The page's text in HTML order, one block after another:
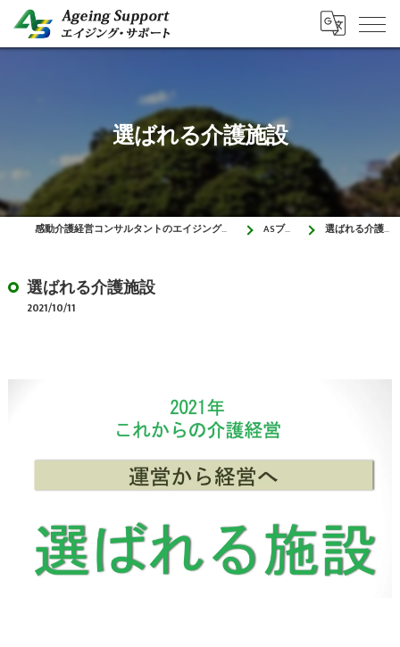
選ばれる介護施設
感動介護経営コンサルタントのエイジング・サポート ASブログ 選ばれる介護施設
選ばれる介護施設
2021/10/11